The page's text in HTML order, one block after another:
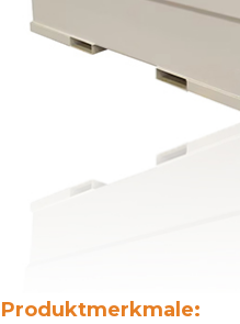
Produktmerkmale: